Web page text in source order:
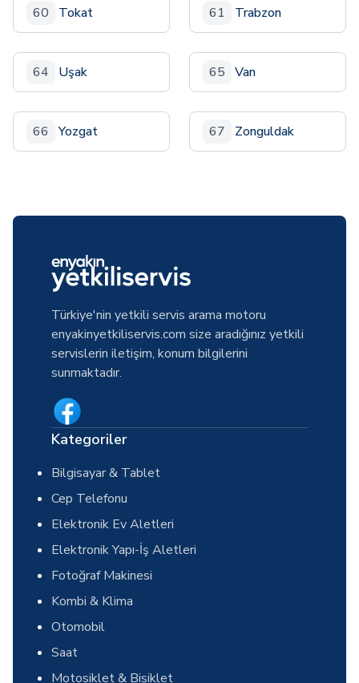
60 Tokat 61 Trabzon
64 Uşak 65 Van
66 Yozgat 67 Zonguldak
Türkiye'nin yetkili servis arama motoru
enyakinyetkiliservis.com size aradığınız yetkili
servislerin iletişim, konum bilgilerini
sunmaktadır.
Kategoriler
Bilgisayar & Tablet
Cep Telefonu
Elektronik Ev Aletleri
Elektronik Yapı-İş Aletleri
Fotoğraf Makinesi
Kombi & Klima
Otomobil
Saat
Motosiklet & Bisiklet